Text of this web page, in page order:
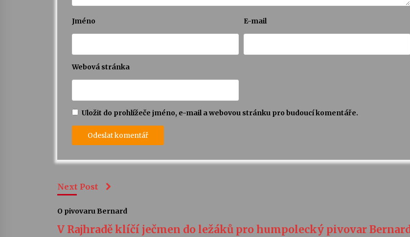
Jméno E-mail
Webová stránka
Uložit do prohlížeče jméno, e-mail a webovou stránku pro budoucí komentáře.
Next Post
O pivovaru Bernard
V Rajhradě klíčí ječmen do ležáků pro humpolecký pivovar Bernard